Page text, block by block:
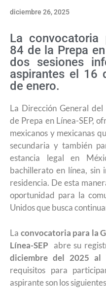
diciembre 26, 2025
La convocatoria
84 de la Prepa
dos sesiones
aspirantes el 16
de enero.
La Dirección General
de Prepa en Línea-SEP,
mexicanos y mexicanas
secundaria y también
estancia legal en
bachillerato en línea, sin
residencia. De esta
oportunidad para la
Unidos que busca
La convocatoria para la
Línea-SEP abre su
diciembre del 2025
requisitos para
aspirante son los